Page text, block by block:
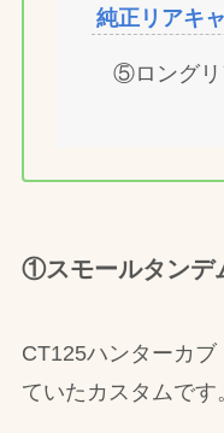
純正リアキ
⑤ロングリ
①スモールタンデ
CT125ハンターカ
ていたカスタムです